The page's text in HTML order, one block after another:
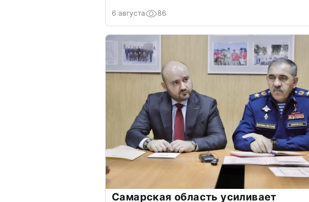
6 августа 86
Самарская область усиливает